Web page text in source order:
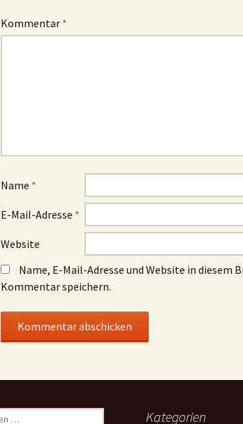
Kommentar *
Name *
E-Mail-Adresse *
Website
Name, E-Mail-Adresse und Website in diesem
Kommentar speichern.
Kategorien